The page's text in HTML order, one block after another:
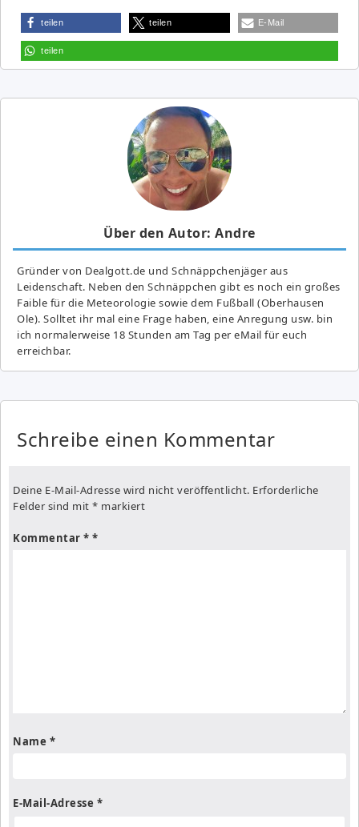
teilen teilen E-Mail
teilen
Über den Autor: Andre
Gründer von Dealgott.de und Schnäppchenjäger aus
Leidenschaft. Neben den Schnäppchen gibt es noch ein großes
Fai­ble für die Meteorologie sowie dem Fußball (Oberhausen
Ole). Solltet ihr mal eine Frage haben, eine Anregung usw. bin
ich normalerweise 18 Stunden am Tag per eMail für euch
erreichbar.
Schreibe einen Kommentar
Deine E-Mail-Adresse wird nicht veröffentlicht. Erforderliche
Felder sind mit * markiert
Kommentar *
Name *
E-Mail-Adresse *